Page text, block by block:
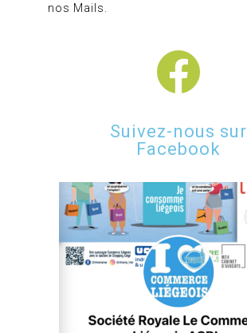
nos Mails.
Suivez-nous sur
Facebook